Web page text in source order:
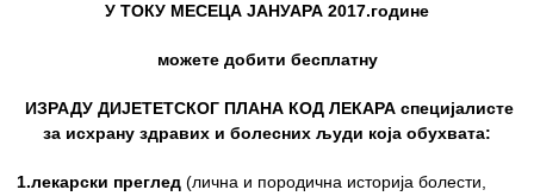
У ТОКУ МЕСЕЦА ЈАНУАРА 2017.године
можете добити бесплатну
ИЗРАДУ ДИЈЕТЕТСКОГ ПЛАНА КОД ЛЕКАРА специјалисте
за исхрану здравих и болесних људи која обухвата:
1.лекарски преглед (лична и породична историја болести,
жена
стоматолошке